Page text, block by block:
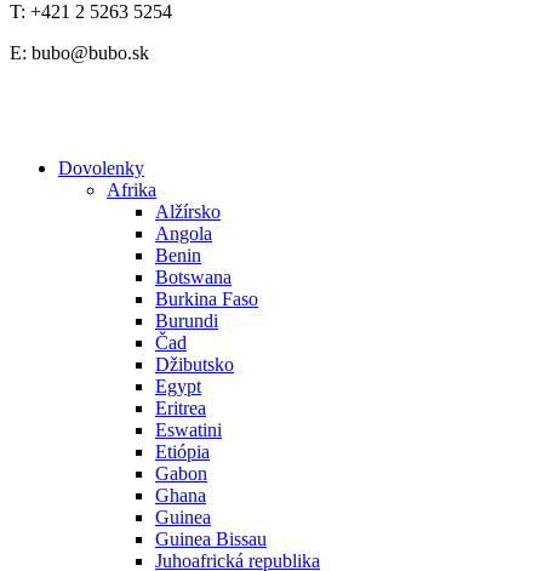
T: +421 2 5263 5254
E: bubo@bubo.sk
Dovolenky
Afrika
Alžírsko
Angola
Benin
Botswana
Burkina Faso
Burundi
Čad
Džibutsko
Egypt
Eritrea
Eswatini
Etiópia
Gabon
Ghana
Guinea
Guinea Bissau
Juhoafrická republika